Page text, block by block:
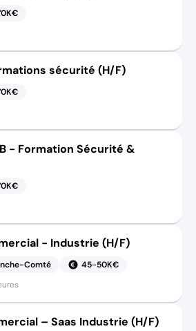
sécurité (H/F)
- Formation Sécurité &
- Industrie (H/F)
Comté
45-50K€
– Saas Industrie (H/F)